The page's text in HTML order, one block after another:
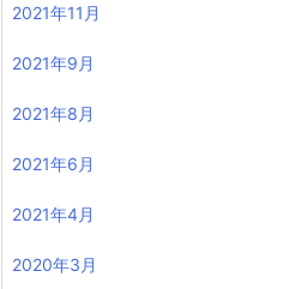
2021年11月
2021年9月
2021年8月
2021年6月
2021年4月
2020年3月